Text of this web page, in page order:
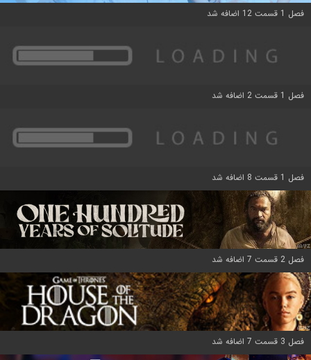
فصل 1 قسمت 12 اضافه شد
فصل 1 قسمت 2 اضافه شد
فصل 1 قسمت 8 اضافه شد
فصل 2 قسمت 7 اضافه شد
فصل 3 قسمت 7 اضافه شد